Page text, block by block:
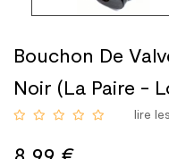
Bouchon De
Noir (La Paire -
lire